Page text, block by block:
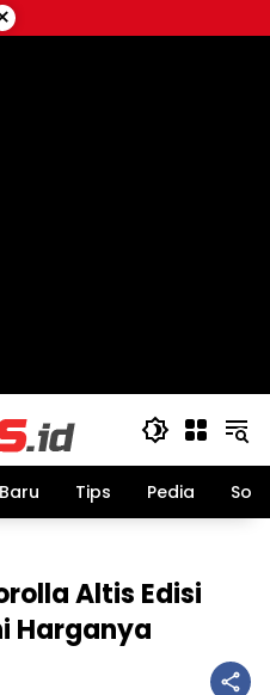
Tips Pedia
Altis Edisi
Harganya